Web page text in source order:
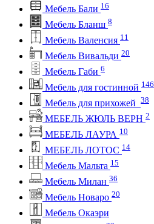
Мебель Бали 16
Мебель Бланш 8
Мебель Валенсия 11
Мебель Вивальди 20
Мебель Габи 6
Мебель для гостинной 146
Мебель для прихожей 38
МЕБЕЛЬ ЖЮЛЬ ВЕРН 2
МЕБЕЛЬ ЛАУРА 10
МЕБЕЛЬ ЛОТОС 14
Мебель Мальта 15
Мебель Милан 36
Мебель Новаро 20
Мебель Окаэри